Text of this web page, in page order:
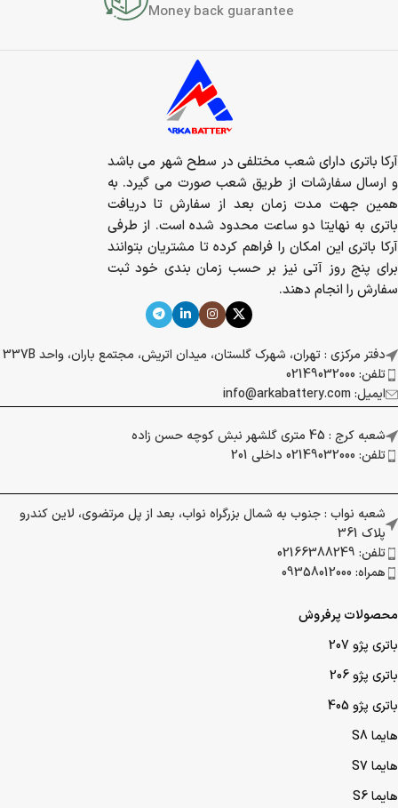
Money back guarantee
آرکا باتری دارای شعب مختلفی در سطح شهر می باشد
و ارسال سفارشات از طریق شعب صورت می گیرد. به
همین جهت مدت زمان بعد از سفارش تا دریافت
باتری به نهایتا دو ساعت محدود شده است. از طرفی
آرکا باتری این امکان را فراهم کرده تا مشتریان بتوانند
برای پنج روز آتی نیز بر حسب زمان بندی خود ثبت
سفارش را انجام دهند.
دفتر مرکزی : تهران، شهرک گلستان، میدان اتریش، مجتمع باران، واحد 337B
تلفن: 02149032000
ایمیل: info@arkabattery.com
شعبه کرج : 45 متری گلشهر نبش کوچه حسن زاده
تلفن: 02149032000 داخلی 201
شعبه نواب : جنوب به شمال بزرگراه نواب، بعد از پل مرتضوی، لاین کندرو
پلاک 361
تلفن: 02166388249
همراه: 09358012000
محصولات پرفروش
باتری پژو 207
باتری پژو 206
باتری پژو 405
هایما S8
هایما S7
هایما S6